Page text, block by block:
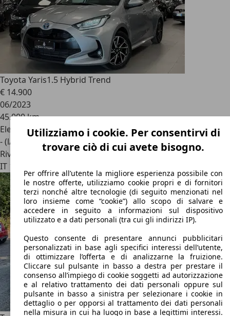
Toyota Yaris1.5 Hybrid Trend
€ 14.900
06/2023
45.000 km
Elettrica/Benzina
- (l/100 km)
Rivenditore
IT 10036
Utilizziamo i cookie. Per consentirvi di
trovare ciò di cui avete bisogno.
Per offrire all’utente la migliore esperienza possibile con
le nostre offerte, utilizziamo cookie propri e di fornitori
terzi nonché altre tecnologie (di seguito menzionati nel
loro insieme come “cookie”) allo scopo di salvare e
accedere in seguito a informazioni sul dispositivo
utilizzato e a dati personali (tra cui gli indirizzi IP).
Questo consente di presentare annunci pubblicitari
personalizzati in base agli specifici interessi dell’utente,
di ottimizzare l’offerta e di analizzarne la fruizione.
Cliccare sul pulsante in basso a destra per prestare il
consenso all’impiego di cookie soggetti ad autorizzazione
e al relativo trattamento dei dati personali oppure sul
pulsante in basso a sinistra per selezionare i cookie in
dettaglio o per opporsi al trattamento dei dati personali
nella misura in cui ha luogo in base a legittimi interessi.